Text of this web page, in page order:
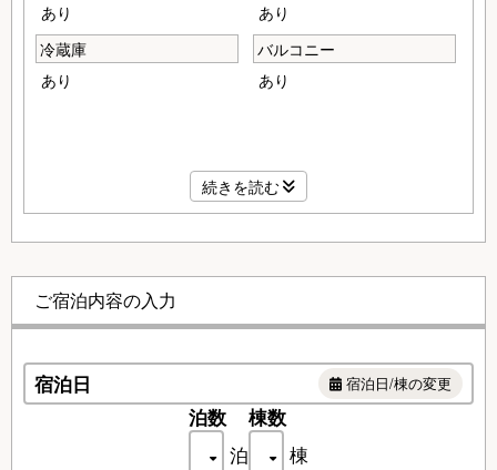
あり
あり
冷蔵庫
あり
バルコニー
あり
グランピングキャビン（35㎡デッキバルコニー付
可）
歯磨きセット/シャンプー/コンディショナー/ボディーソ
ープ/ブラシ/バスローブ
スリッパ/カミソリ/バスタオル/フェイスタオル
続きを読む
ご宿泊内容の入力
宿泊日 宿泊日/棟の変更
泊数
泊
棟数
棟